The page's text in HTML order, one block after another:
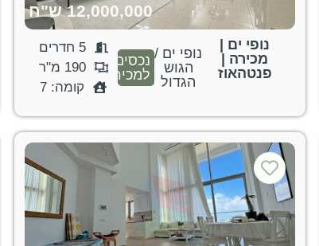
12,000,000 ש"ח
נופי ים |
מכירה |
פנטהאוז
נופי ים /
הגוש
הגדול
נכסים
למכירה
5 חדרים
190 מ"ר
קומה: 7